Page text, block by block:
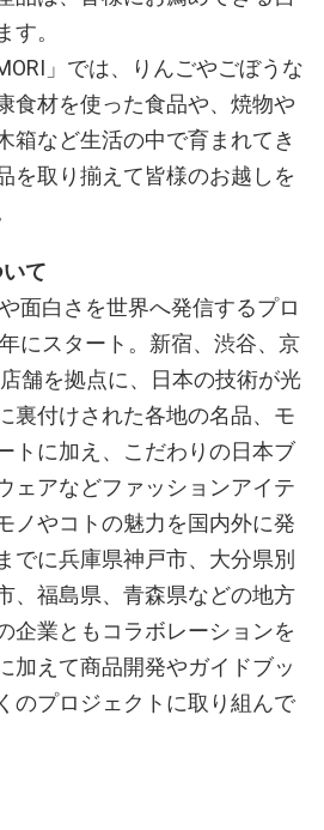
す。
」では、りんごやごぼうな
食材を使った食品や、焼物や
箱など生活の中で育まれてき
を取り揃えて皆様のお越しを
て
面白さを世界へ発信するプロ
にスタート。新宿、渋谷、京
舗を拠点に、日本の技術が光
裏付けされた各地の名品、モ
トに加え、こだわりの日本ブ
ェアなどファッションアイテ
ノやコトの魅力を国内外に発
でに兵庫県神戸市、大分県別
、福島県、青森県などの地方
企業ともコラボレーションを
加えて商品開発やガイドブッ
のプロジェクトに取り組んで